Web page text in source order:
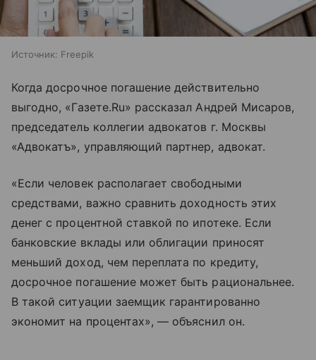
Источник: Freepik
Когда досрочное погашение действительно
выгодно, «Газете.Ru» рассказал Андрей Мисаров,
председатель коллегии адвокатов г. Москвы
«Адвокатъ», управляющий партнер, адвокат.
«Если человек располагает свободными
средствами, важно сравнить доходность этих
денег с процентной ставкой по ипотеке. Если
банковские вклады или облигации приносят
меньший доход, чем переплата по кредиту,
досрочное погашение может быть рациональнее.
В такой ситуации заемщик гарантированно
экономит на процентах», — объяснил он.